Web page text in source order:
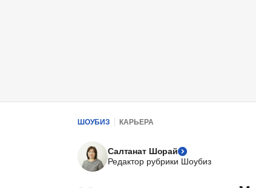
ШОУБИЗ КАРЬЕРА
Салтанат Шорай
Редактор рубрики Шоубиз